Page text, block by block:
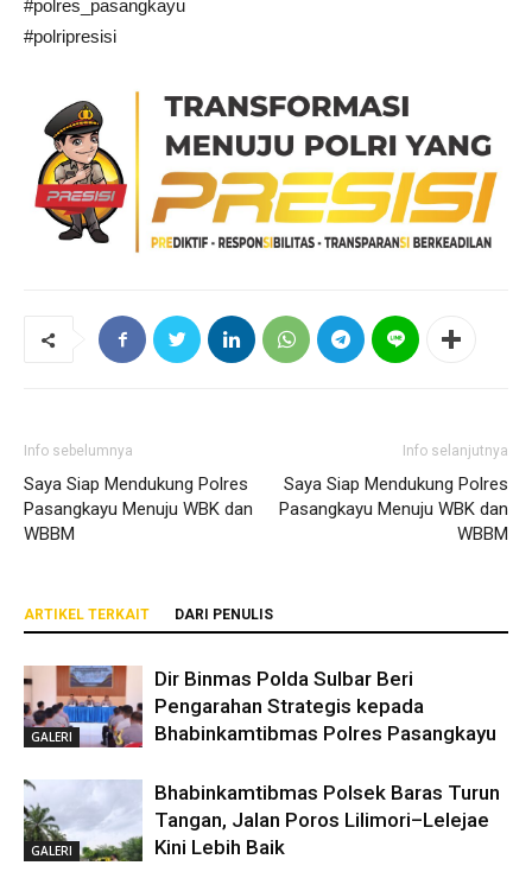
#polres_pasangkayu
#polripresisi
Info sebelumnya
Saya Siap Mendukung Polres
Pasangkayu Menuju WBK dan
WBBM
Info selanjutnya
Saya Siap Mendukung Polres
Pasangkayu Menuju WBK dan
WBBM
ARTIKEL TERKAIT DARI PENULIS
GALERI
Dir Binmas Polda Sulbar Beri
Pengarahan Strategis kepada
Bhabinkamtibmas Polres Pasangkayu
GALERI
Bhabinkamtibmas Polsek Baras Turun
Tangan, Jalan Poros Lilimori–Lelejae
Kini Lebih Baik